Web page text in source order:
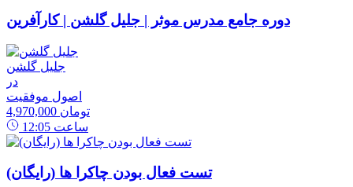
دوره جامع مدرس موثر | جلیل گلشن | کارآفرین
جلیل گلشن
در
اصول موفقیت
4,970,000 تومان
12:05 ساعت
تست فعال بودن چاکرا ها (رایگان)